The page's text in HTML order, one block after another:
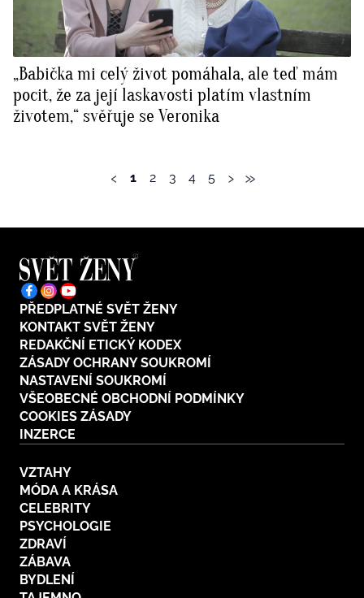
„Babička mi celý život pomáhala, ale teď mám
pocit, že za její laskavosti platím vlastním
životem,“ svěřuje se Veronika
‹ 1 2 3 4 5 › »
PŘEDPLATNÉ SVĚT ŽENY
KONTAKT SVĚT ŽENY
REDAKČNÍ ETICKÝ KODEX
ZÁSADY OCHRANY SOUKROMÍ
NASTAVENÍ SOUKROMÍ
VŠEOBECNÉ OBCHODNÍ PODMÍNKY
COOKIES ZÁSADY
INZERCE
VZTAHY
MÓDA A KRÁSA
CELEBRITY
PSYCHOLOGIE
ZDRAVÍ
ZÁBAVA
BYDLENÍ